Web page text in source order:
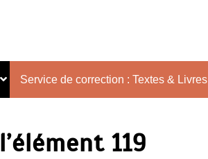
Service de correction : Textes & Livres
l’élément 119